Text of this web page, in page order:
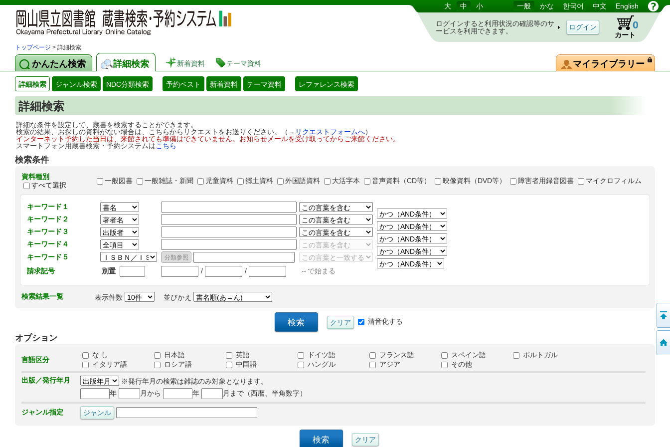
岡山県立図書館 蔵書検索・予約システム 大 中 小 一般 かな 한국어 中文 English
ログインすると利用状況の確認等のサ
ービスを利用できます。
カート
0
トップページ > 詳細検索
かんたん検索 詳細検索 新着資料 テーマ資料 マイライブラリー
詳細検索 ジャンル検索 NDC分類検索 予約ベスト 新着資料 テーマ資料 レファレンス検索
詳細検索
詳細な条件を設定して、蔵書を検索することができます。
検索の結果、お探しの資料がない場合は、こちらからリクエストをお送りください。（→ リクエストフォームへ）
インターネット予約した当日は、来館されても準備はできていません。お知らせメールを受け取ってからご来館ください。
スマートフォン用蔵書検索・予約システムはこちら
検索条件
資料種別
すべて選択
一般図書 一般雑誌・新聞 児童資料 郷土資料 外国語資料 大活字本 音声資料（CD等） 映像資料（DVD等） 障害者用録音図書 マイクロフィルム
キーワード１
キーワード２
キーワード３
キーワード４
キーワード５
請求記号
別置 / / ～で始まる
検索結果一覧 表示件数 並びかえ
清音化する
オプション
言語区分
な し 日本語 英語 ドイツ語 フランス語 スペイン語
ポルトガル
イタリア語
ロシア語 中国語 ハングル アジア
その他
出版／発行年月
※発行年月の検索は雑誌のみ対象となります。
年
月から 年 月まで（西暦、半角数字）
ジャンル指定